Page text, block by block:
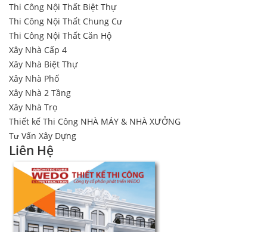
Thi Công Nội Thất Biệt Thự
Thi Công Nội Thất Chung Cư
Thi Công Nội Thất Căn Hộ
Xây Nhà Cấp 4
Xây Nhà Biệt Thự
Xây Nhà Phố
Xây Nhà 2 Tầng
Xây Nhà Trọ
Thiết kế Thi Công NHÀ MÁY & NHÀ XƯỞNG
Tư Vấn Xây Dựng
Liên Hệ